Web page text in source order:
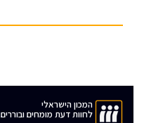
המכון הישראלי
לחוות דעת מומחים ובוררים